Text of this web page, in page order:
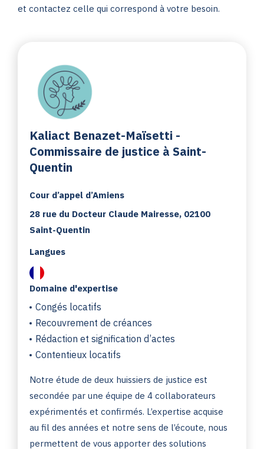
et contactez celle qui correspond à votre besoin.
Kaliact Benazet-Maïsetti -
Commissaire de justice à Saint-
Quentin
Cour d’appel d’Amiens
28 rue du Docteur Claude Mairesse, 02100
Saint-Quentin
Domaine d'expertise
Congés locatifs
Recouvrement de créances
Rédaction et signification d’actes
Contentieux locatifs
Langues
Notre étude de deux huissiers de justice est
secondée par une équipe de 4 collaborateurs
expérimentés et confirmés. L’expertise acquise
au fil des années et notre sens de l’écoute, nous
permettent de vous apporter des solutions